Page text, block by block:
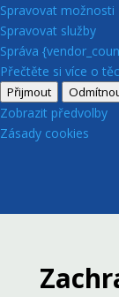
Spravovat možnosti
Spravovat služby
Správa
Přečtěte si více o
Přijmout
Zobrazit předvolby
Zásady cookies